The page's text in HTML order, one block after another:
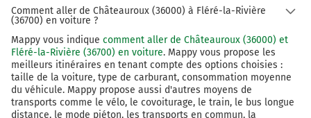
Comment aller de Châteauroux (36000) à Fléré-la-Rivière
(36700) en voiture ?
Mappy vous indique comment aller de Châteauroux (36000) et
Fléré-la-Rivière (36700) en voiture. Mappy vous propose les
meilleurs itinéraires en tenant compte des options choisies :
taille de la voiture, type de carburant, consommation moyenne
du véhicule. Mappy propose aussi d'autres moyens de
transports comme le vélo, le covoiturage, le train, le bus longue
distance, le mode piéton, les transports en commun, la